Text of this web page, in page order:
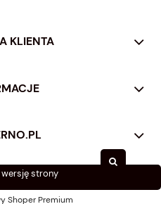
KLIENTA
wersję strony
Shoper Premium